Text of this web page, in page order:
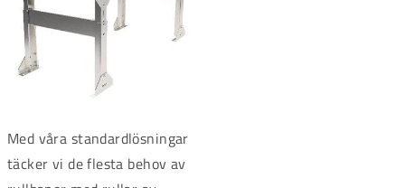
Med våra standardlösningar
täcker vi de flesta behov av